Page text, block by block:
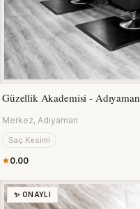
Güzellik Akademisi - Adıyaman
Merkez, Adıyaman
Saç Kesimi
0.00
✨ ONAYLI